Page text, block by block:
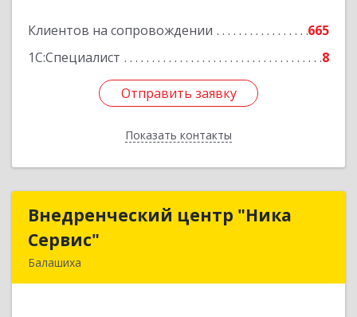
Клиентов на сопровождении
665
1С:Специалист
8
Отправить заявку
Показать контакты
Отправить заявку
Назад
Внедренческий центр "Ника
Сервис"
Балашиха
Внедренческий центр "Ника